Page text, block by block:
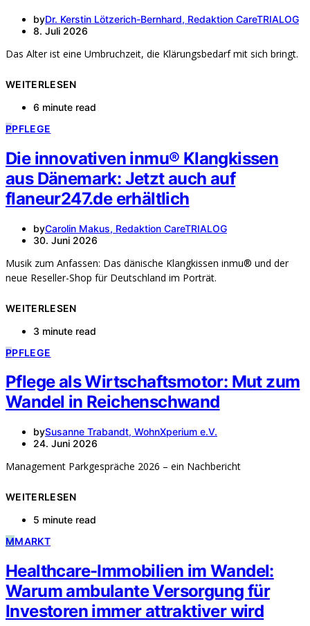
byDr. Kerstin Lötzerich-Bernhard, Redaktion CareTRIALOG
8. Juli 2026
Das Alter ist eine Umbruchzeit, die Klärungsbedarf mit sich bringt.
WEITERLESEN
6 minute read
PPFLEGE
Die innovativen inmu® Klangkissen
aus Dänemark: Jetzt auch auf
flaneur247.de erhältlich
byCarolin Makus, Redaktion CareTRIALOG
30. Juni 2026
Musik zum Anfassen: Das dänische Klangkissen inmu® und der
neue Reseller-Shop für Deutschland im Porträt.
WEITERLESEN
3 minute read
PPFLEGE
Pflege als Wirtschaftsmotor: Mut zum
Wandel in Reichenschwand
bySusanne Trabandt, WohnXperium e.V.
24. Juni 2026
Management Parkgespräche 2026 – ein Nachbericht
WEITERLESEN
5 minute read
MMARKT
Healthcare-Immobilien im Wandel:
Warum ambulante Versorgung für
Investoren immer attraktiver wird